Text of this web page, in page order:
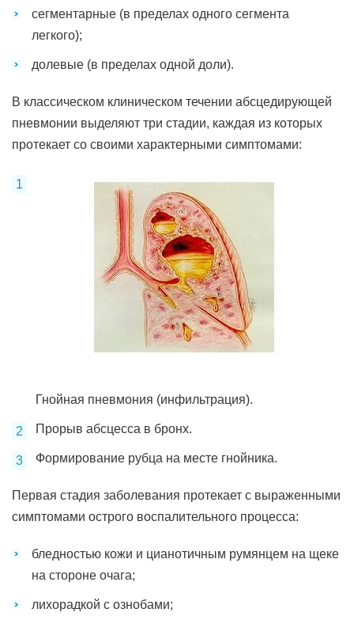
сегментарные (в пределах одного сегмента
легкого);
долевые (в пределах одной доли).
В классическом клиническом течении абсцедирующей
пневмонии выделяют три стадии, каждая из которых
протекает со своими характерными симптомами:
Гнойная пневмония (инфильтрация).
Прорыв абсцесса в бронх.
Формирование рубца на месте гнойника.
Первая стадия заболевания протекает с выраженными
симптомами острого воспалительного процесса:
бледностью кожи и цианотичным румянцем на щеке
на стороне очага;
лихорадкой с ознобами;